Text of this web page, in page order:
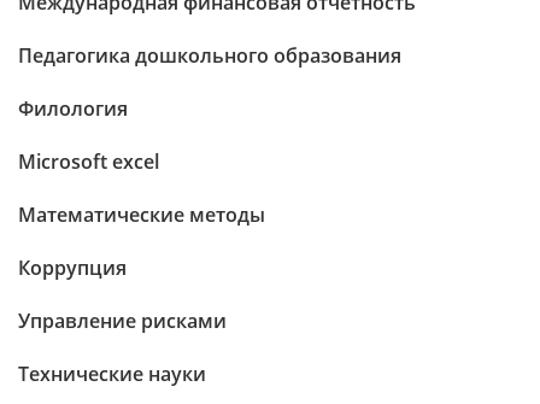
Педагогика дошкольного образования
Филология
Microsoft excel
Математические методы
Коррупция
Управление рисками
Технические науки